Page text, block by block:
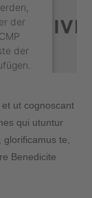
der
der
ut cognoscant
qui utuntur
te,
Benedicite